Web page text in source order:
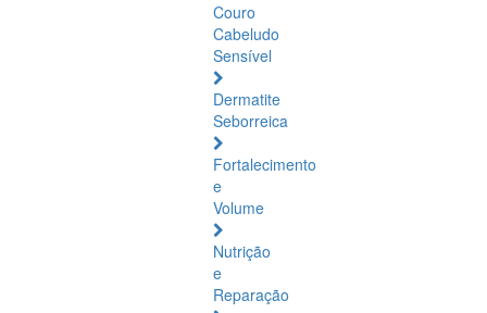
Couro
Cabeludo
Sensível
Dermatite
Seborreica
Fortalecimento
e
Volume
Nutrição
e
Reparação